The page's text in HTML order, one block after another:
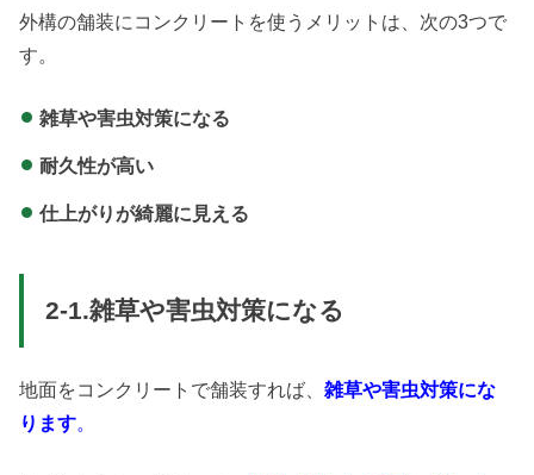
外構の舗装にコンクリートを使うメリットは、次の3つで
す。
雑草や害虫対策になる
耐久性が高い
仕上がりが綺麗に見える
2-1.雑草や害虫対策になる
地面をコンクリートで舗装すれば、雑草や害虫対策にな
ります。